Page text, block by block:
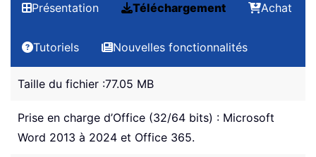
Présentation Téléchargement Achat
Tutoriels Nouvelles fonctionnalités
Taille du fichier :77.05 MB
Prise en charge d’Office (32/64 bits) : Microsoft
Word 2013 à 2024 et Office 365.